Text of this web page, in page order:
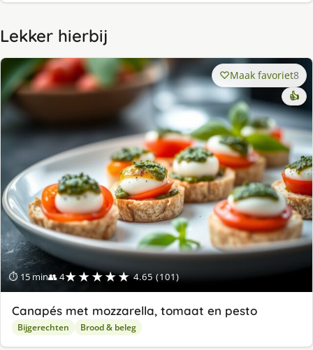
Lekker hierbij
⏱ 15 min👥 4★★★★★ 4.65 (101)
Maak favoriet8
👍
Canapés met mozzarella, tomaat en pesto
Bijgerechten Brood & beleg